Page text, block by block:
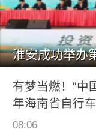
有梦当燃！“中
年海南省自行
08:06